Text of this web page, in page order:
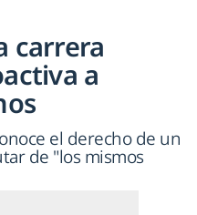
carrera
a
el derecho de un
de "los mismos